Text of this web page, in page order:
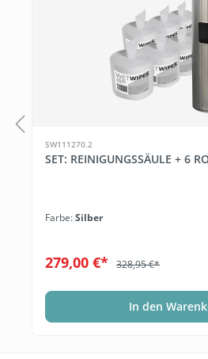
SW111270.2
SET: REINIGUNGSSÄULE + 6
Farbe:Silber
279,00 €* 328,95 €*
In den